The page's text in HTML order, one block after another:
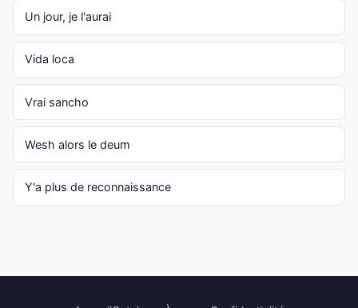
Un jour, je l'aurai
Vida loca
Vrai sancho
Wesh alors le deum
Y'a plus de reconnaissance